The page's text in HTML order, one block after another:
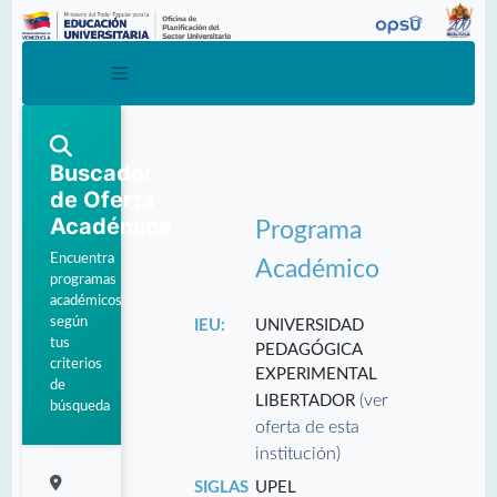
Buscador
de Oferta
Académica
Encuentra
programas
académicos
según
tus
criterios
de
búsqueda
Programa
Académico
IEU:
UNIVERSIDAD
PEDAGÓGICA
EXPERIMENTAL
LIBERTADOR(ver
oferta de esta
institución)
SIGLAS UPEL